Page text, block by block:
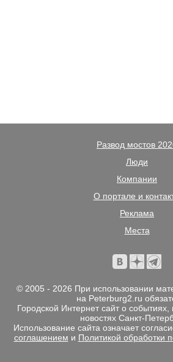
Развод мостов
Люди
Компании
О портале и
Реклама
Места
© 2005 - 2026 При использовании
на Peterburg2.ru
Городской Интернет сайт о
новостях Санкт-
Использование сайта означает
соглашением и Политикой обработки